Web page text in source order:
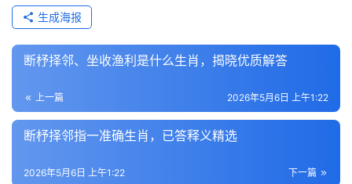
生成海报
断杼择邻、坐收渔利是什么生肖，揭晓优质解答
上一篇 2026年5月6日 上午1:22
断杼择邻指一准确生肖，已答释义精选
下一篇
2026年5月6日 上午1:22